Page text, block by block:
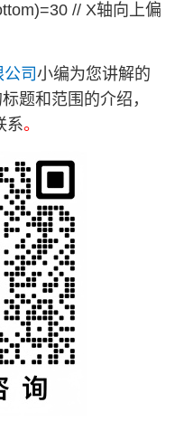
// X轴向上偏
司 小编为您讲解的
题和范围的介绍，
系。